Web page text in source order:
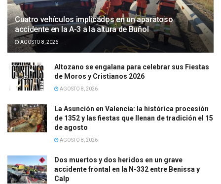
Cuatro vehículos implicados en un aparatoso
accidente en la A-3 a la altura de Buñol
AGOSTO 8, 2026
Altozano se engalana para celebrar sus Fiestas
de Moros y Cristianos 2026
AGOSTO 8, 2026
La Asunción en Valencia: la histórica procesión
de 1352 y las fiestas que llenan de tradición el 15
de agosto
AGOSTO 8, 2026
Dos muertos y dos heridos en un grave
accidente frontal en la N-332 entre Benissa y
Calp